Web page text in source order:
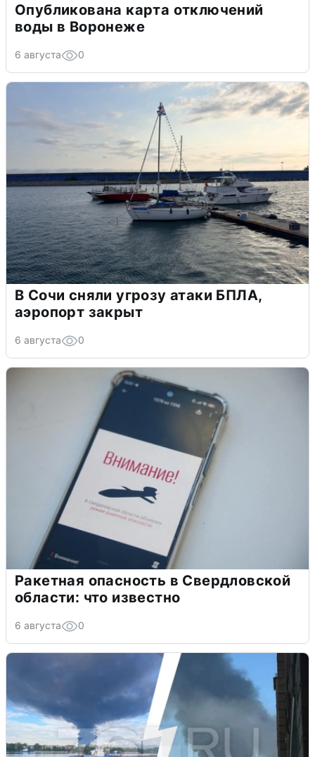
Опубликована карта отключений
воды в Воронеже
6 августа 0
В Сочи сняли угрозу атаки БПЛА,
аэропорт закрыт
6 августа 0
Ракетная опасность в Свердловской
области: что известно
6 августа 0